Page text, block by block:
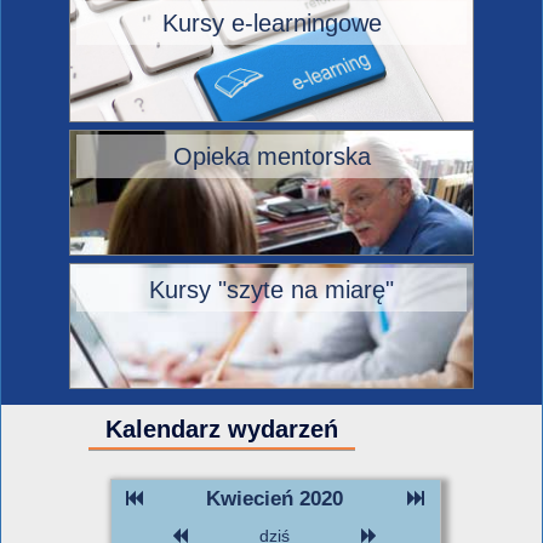
Kursy e-learningowe
Opieka mentorska
Kursy "szyte na miarę"
Kalendarz wydarzeń
Kwiecień 2020
dziś